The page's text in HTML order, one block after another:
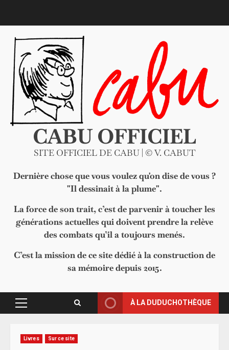
CABU OFFICIEL
SITE OFFICIEL DE CABU | © V. CABUT
Dernière chose que vous voulez qu'on dise de vous ?
"Il dessinait à la plume".
La force de son trait, c’est de parvenir à toucher les
générations actuelles qui doivent prendre la relève
des combats qu’il a toujours menés.
C’est la mission de ce site dédié à la construction de
sa mémoire depuis 2015.
Primary
À LA DUDUCHOTHÈQUE
Livres Sur ce site